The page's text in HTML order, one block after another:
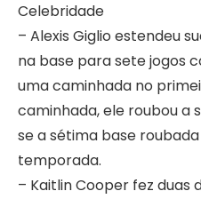
Celebridade
– Alexis Giglio estendeu
na base para sete jogos
uma caminhada no
caminhada, ele roubou a
se a sétima base
temporada.
– Kaitlin Cooper fez duas